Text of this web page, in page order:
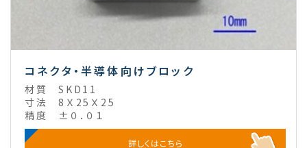
コネクタ・半導体向けブロック
材質
SKD11
寸法
8Ｘ25Ｘ25
精度
±０．０１
詳しくはこちら